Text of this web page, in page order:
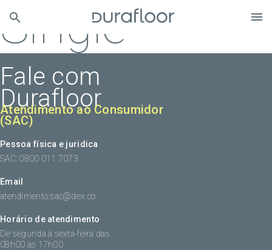
Single
Fale com
Durafloor
Atendimento ao Consumidor
(SAC)
Pessoa física e juridica
SAC: 0800 011 7073
Email
atendimento.sac@dex.co
Horário de atendimento
De segunda à sexta-feira das
08h00 às 17h00